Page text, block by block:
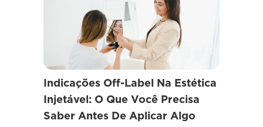
Indicações Off-Label Na Estética
Injetável: O Que Você Precisa
Saber Antes De Aplicar Algo